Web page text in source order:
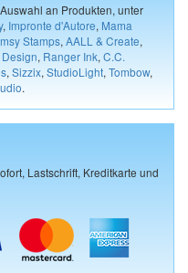
an Produkten, unter
, Impronte d'Autore, Mama
Stamps, AALL & Create,
, Ranger Ink, C.C.
, Sizzix, StudioLight, Tombow,
.
Lastschrift, Kreditkarte und